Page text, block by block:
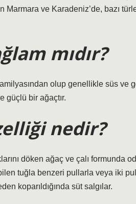
Marmara ve Karadeniz’de, bazı
mıdır?
olup genellikle süs ve
güçlü bir ağaçtır.
nedir?
döken ağaç ve çalı formunda
tuğla benzeri pullarla veya iki
koparıldığında süt salgılar.